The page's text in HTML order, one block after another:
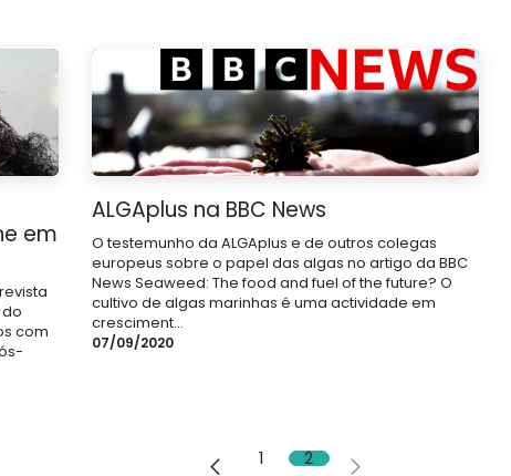
em
com
ALGAplus na BBC News
O testemunho da ALGAplus e de outros colegas
europeus sobre o papel das algas no artigo da BBC
News Seaweed: The food and fuel of the future? O
cultivo de algas marinhas é uma actividade em
cresciment...
07/09/2020
1 2